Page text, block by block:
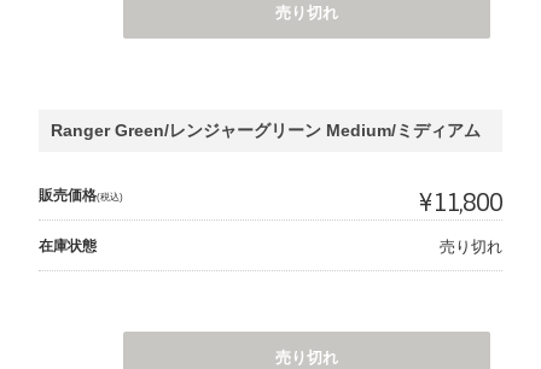
売り切れ
Ranger Green/レンジャーグリーン Medium/ミディアム
販売価格(税込) ¥11,800
在庫状態 売り切れ
売り切れ